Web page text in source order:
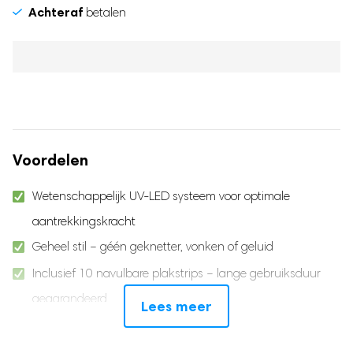
Achteraf betalen
Voordelen
Wetenschappelijk UV-LED systeem voor optimale
aantrekkingskracht
Geheel stil – géén geknetter, vonken of geluid
Inclusief 10 navulbare plakstrips – lange gebruiksduur
gegarandeerd
Geurloos & zonder giftige stoffen – veilig voor kinderen en
Lees meer